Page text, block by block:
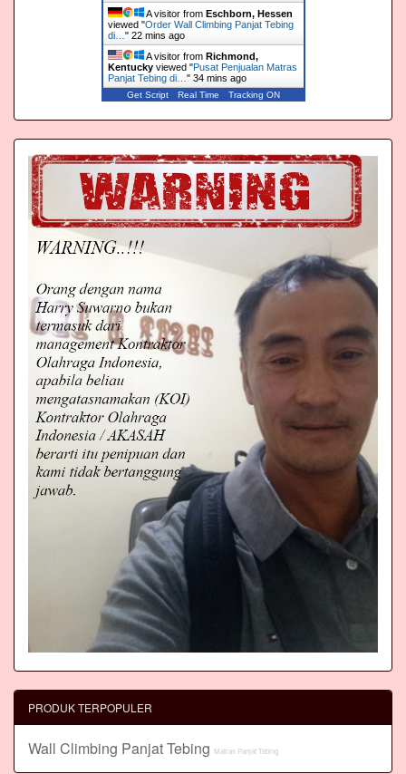
A visitor from Eschborn, Hessen
viewed "Order Wall Climbing Panjat Tebing
di… " 22 mins ago
A visitor from Richmond,
Kentuckyviewed "Pusat Penjualan Matras
Panjat Tebing di… " 34 mins ago
Get Script Real Time Tracking ON
PRODUK TERPOPULER
Wall Climbing Panjat Tebing Matras Panjat Tebing